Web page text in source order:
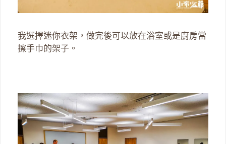
我選擇迷你衣架，做完後可以放在浴室或是廚房當
擦手巾的架子。